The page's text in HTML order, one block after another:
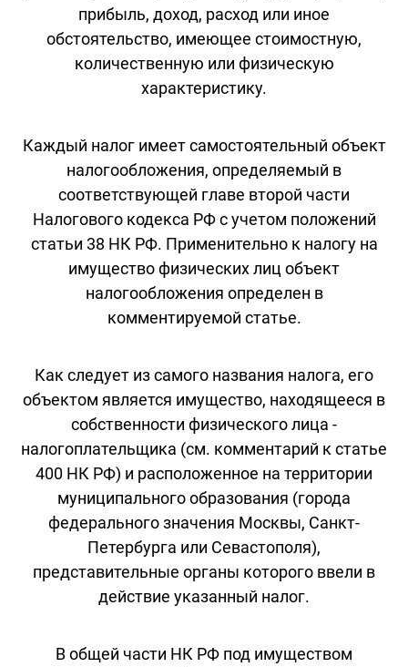
прибыль, доход, расход или иное
обстоятельство, имеющее стоимостную,
количественную или физическую
характеристику.
Каждый налог имеет самостоятельный объект
налогообложения, определяемый в
соответствующей главе второй части
Налогового кодекса РФ с учетом положений
статьи 38 НК РФ. Применительно к налогу на
имущество физических лиц объект
налогообложения определен в
комментируемой статье.
Как следует из самого названия налога, его
объектом является имущество, находящееся в
собственности физического лица -
налогоплательщика (см. комментарий к статье
400 НК РФ) и расположенное на территории
муниципального образования (города
федерального значения Москвы, Санкт-
Петербурга или Севастополя),
представительные органы которого ввели в
действие указанный налог.
В общей части НК РФ под имуществом